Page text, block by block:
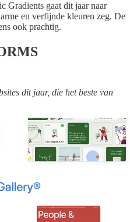
Gradients gaat dit jaar naar
en verfijnde kleuren zeg. De
ook prachtig.
dit jaar, die het beste van